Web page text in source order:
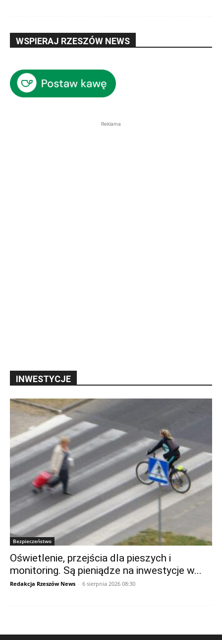
WSPIERAJ RZESZÓW NEWS
Reklama
INWESTYCJE
Bezpieczeństwo
Oświetlenie, przejścia dla pieszych i
monitoring. Są pieniądze na inwestycje w...
Redakcja Rzeszów News - 6 sierpnia 2026 08:30